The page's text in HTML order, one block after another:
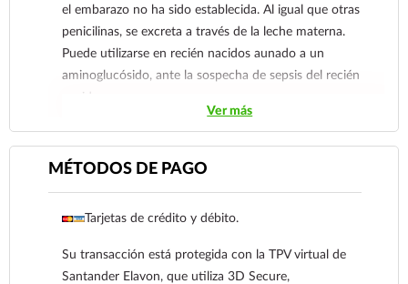
el embarazo no ha sido establecida. Al igual que otras
penicilinas, se excreta a través de la leche materna.
Puede utilizarse en recién nacidos aunado a un
aminoglucósido, ante la sospecha de sepsis del recién
Ver más
MÉTODOS DE PAGO
Tarjetas de crédito y débito.
Su transacción está protegida con la TPV virtual de
Santander Elavon, que utiliza 3D Secure,